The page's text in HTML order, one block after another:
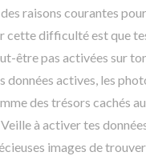
des raisons courantes
cette difficulté est que
être pas activées sur
données actives, les
des trésors cachés
Veille à activer tes
images de